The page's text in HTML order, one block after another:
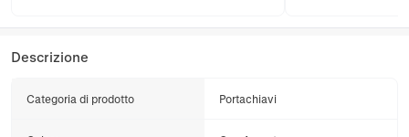
Descrizione
Categoria di prodotto Portachiavi